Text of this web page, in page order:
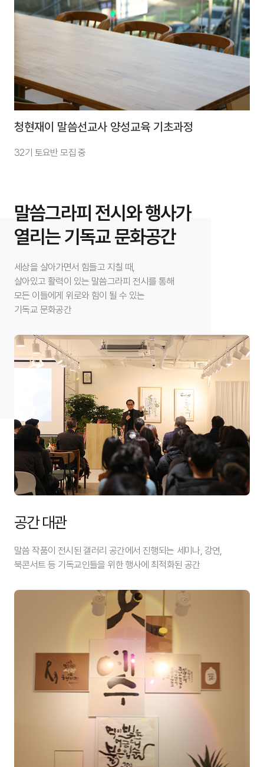
청현재이 말씀선교사 양성교육 기초과정
32기 토요반 모집 중
말씀그라피 전시와 행사가
열리는 기독교 문화공간
세상을 살아가면서 힘들고 지칠 때,
살아있고 활력이 있는 말씀그라피 전시를 통해
모든 이들에게 위로와 힘이 될 수 있는
기독교 문화공간
공간 대관
말씀 작품이 전시된 갤러리 공간에서 진행되는 세미나, 강연,
북콘서트 등 기독교인들을 위한 행사에 최적화된 공간